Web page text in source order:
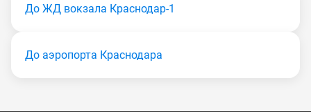
До ЖД вокзала Краснодар-1
До аэропорта Краснодара